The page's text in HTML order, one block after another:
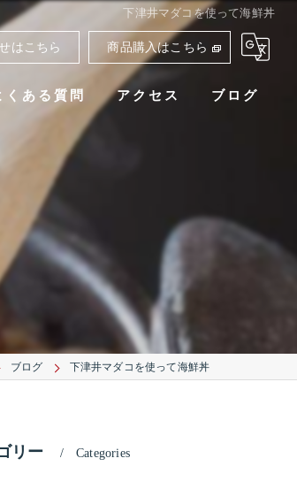
下津井マダコを使って海鮮丼
はこちら 商品購入はこちら
くある質問 アクセス ブログ
ブログ 下津井マダコを使って海鮮丼
リー Categories